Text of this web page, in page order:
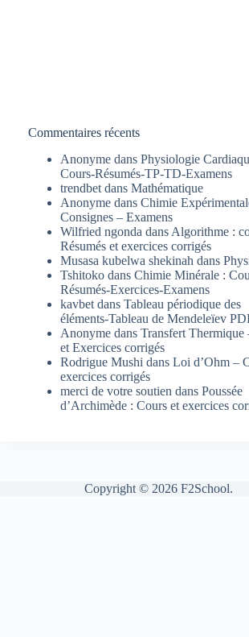
Commentaires récents
Anonyme dans Physiologie
Cours-Résumés-TP-TD-Examens
trendbet dans Mathématique
Anonyme dans Chimie
Consignes – Examens
Wilfried ngonda dans Algorithme :
Résumés et exercices corrigés
Musasa kubelwa shekinah dans
Tshitoko dans Chimie Minérale :
Résumés-Exercices-Examens
kavbet dans Tableau périodique des
éléments-Tableau de Mendeleïev
Anonyme dans Transfert Thermique
et Exercices corrigés
Rodrigue Mushi dans Loi d’Ohm –
exercices corrigés
merci de votre soutien dans Poussée
d’Archimède : Cours et exercices
Copyright © 2026 F2School.